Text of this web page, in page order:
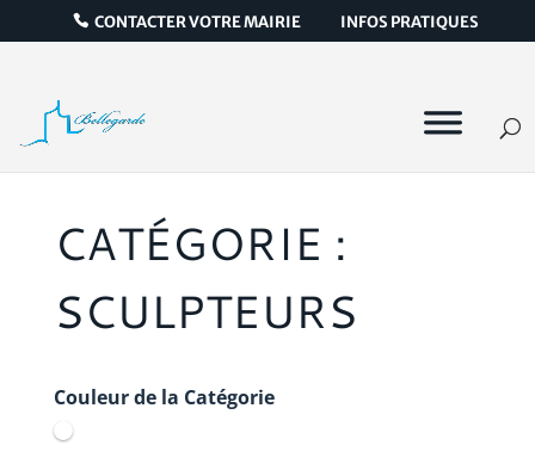
CONTACTER VOTRE MAIRIE INFOS PRATIQUES
CATÉGORIE :
SCULPTEURS
Couleur de la Catégorie